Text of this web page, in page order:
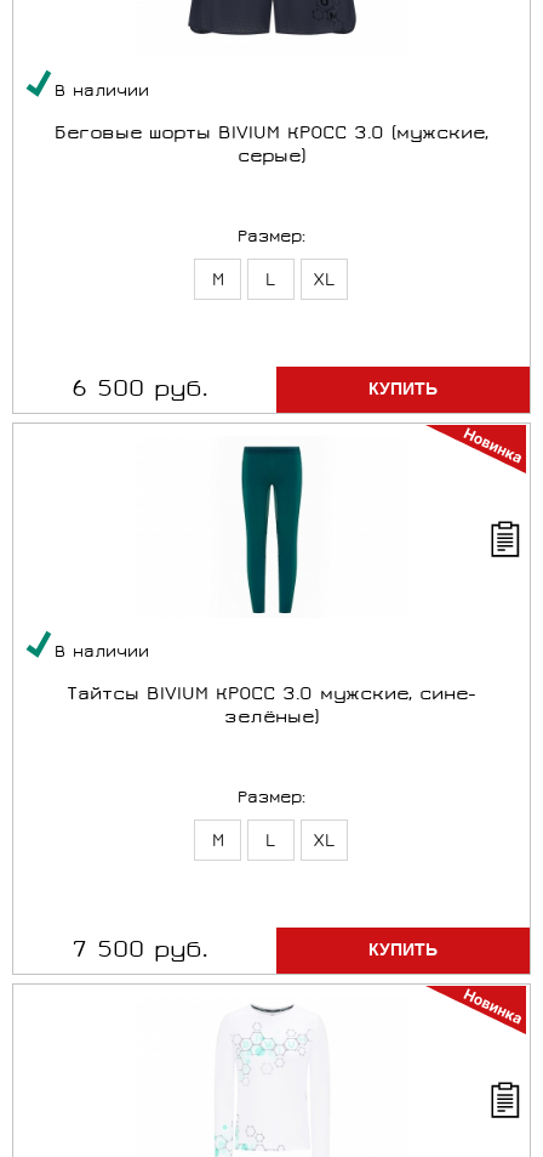
В наличии
Беговые шорты BIVIUM КРОСС 3.0 (мужские,
серые)
Размер:
M L XL
6 500 руб.
В наличии
Тайтсы BIVIUM КРОСС 3.0 мужские, сине-
зелёные)
Размер:
M L XL
7 500 руб.